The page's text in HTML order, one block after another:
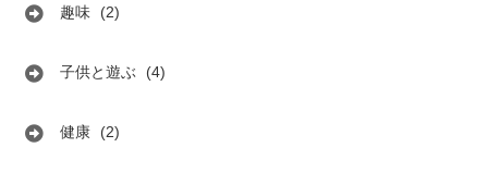
趣味 (2)
子供と遊ぶ (4)
健康 (2)